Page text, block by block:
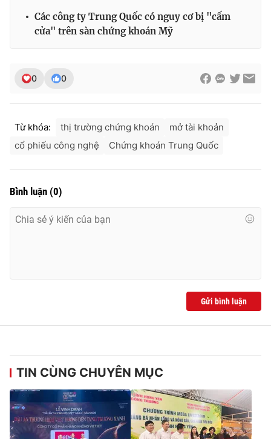
toasoan@vtv.vn
024-7300.7108
thuận bằng văn bản. Ghi rõ nguồn VTV.vn khi phát hành lại
Các công ty Trung Quốc có nguy cơ bị "cấm
cửa" trên sàn chứng khoán Mỹ
0 0
Từ khóa: thị trường chứng khoán
mở tài khoản
cổ phiếu công nghệ
Chứng khoán Trung Quốc
Bình luận (0)
Gửi bình luận
TIN CÙNG CHUYÊN MỤC